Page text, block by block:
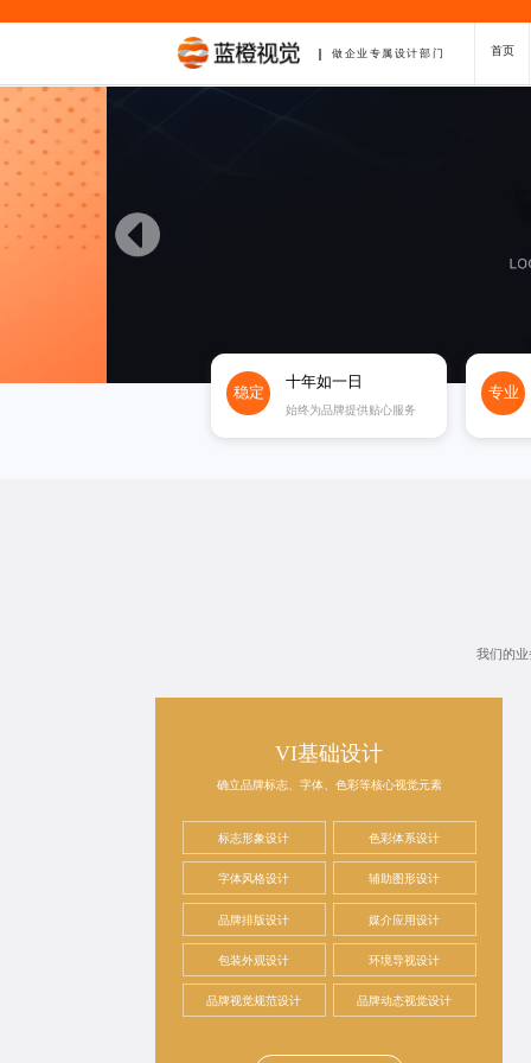
做企业专属设计部门 首页
稳定
十年如一日
始终为品牌提供贴心服务
专业
我们的
VI基础设计
确立品牌标志、字体、色彩等核心视觉元素
标志形象设计 色彩体系设计
字体风格设计 辅助图形设计
品牌排版设计 媒介应用设计
包装外观设计 环境导视设计
品牌视觉规范设计 品牌动态视觉设计